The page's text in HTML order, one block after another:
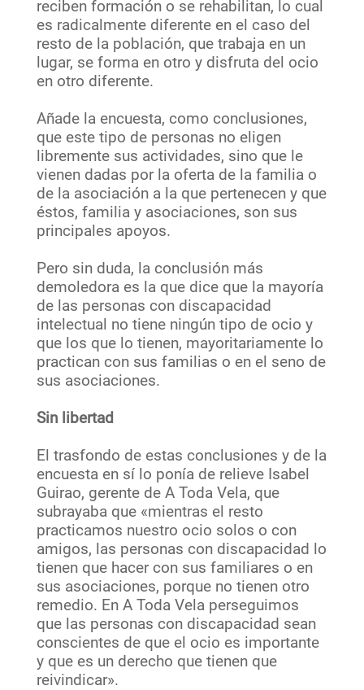
reciben formación o se rehabilitan, lo cual
es radicalmente diferente en el caso del
resto de la población, que trabaja en un
lugar, se forma en otro y disfruta del ocio
en otro diferente.
Añade la encuesta, como conclusiones,
que este tipo de personas no eligen
libremente sus actividades, sino que le
vienen dadas por la oferta de la familia o
de la asociación a la que pertenecen y que
éstos, familia y asociaciones, son sus
principales apoyos.
Pero sin duda, la conclusión más
demoledora es la que dice que la mayoría
de las personas con discapacidad
intelectual no tiene ningún tipo de ocio y
que los que lo tienen, mayoritariamente lo
practican con sus familias o en el seno de
sus asociaciones.
Sin libertad
El trasfondo de estas conclusiones y de la
encuesta en sí lo ponía de relieve Isabel
Guirao, gerente de A Toda Vela, que
subrayaba que «mientras el resto
practicamos nuestro ocio solos o con
amigos, las personas con discapacidad lo
tienen que hacer con sus familiares o en
sus asociaciones, porque no tienen otro
remedio. En A Toda Vela perseguimos
que las personas con discapacidad sean
conscientes de que el ocio es importante
y que es un derecho que tienen que
reivindicar».